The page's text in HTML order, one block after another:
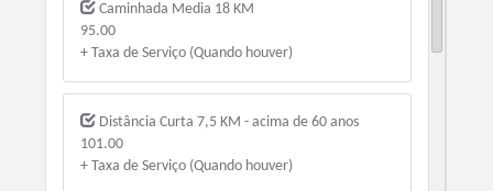
Caminhada Media 18 KM
95.00
+ Taxa de Serviço (Quando houver)
Distância Curta 7,5 KM - acima de 60 anos
101.00
+ Taxa de Serviço (Quando houver)